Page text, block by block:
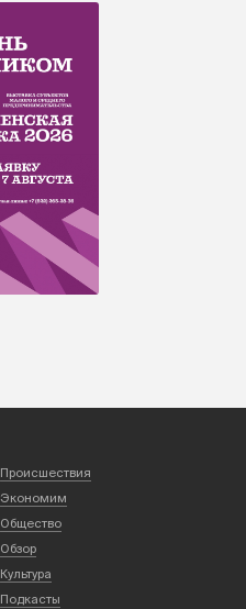
Происшествия
Экономим
Общество
Обзор
Культура
Подкасты